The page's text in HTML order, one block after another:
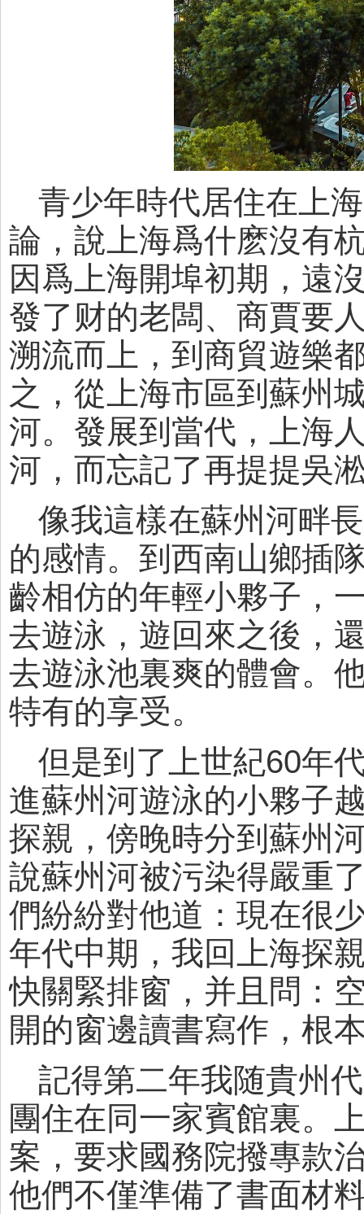
青少年時代居住在上
論，說上海爲什麽沒有
因爲上海開埠初期，遠
發了财的老闆、商賈要
溯流而上，到商貿遊樂
之，從上海市區到蘇州
河。發展到當代，上海
河，而忘記了再提提吳
像我這樣在蘇州河畔
的感情。到西南山鄉插
齡相仿的年輕小夥子，
去遊泳，遊回來之後，
去遊泳池裏爽的體會。
特有的享受。
但是到了上世紀60年
進蘇州河遊泳的小夥子
探親，傍晚時分到蘇州
說蘇州河被污染得嚴重
們紛紛對他道：現在很
年代中期，我回上海探
快關緊排窗，并且問：
開的窗邊讀書寫作，根
記得第二年我随貴州
團住在同一家賓館裏。
案，要求國務院撥專款
他們不僅準備了書面材